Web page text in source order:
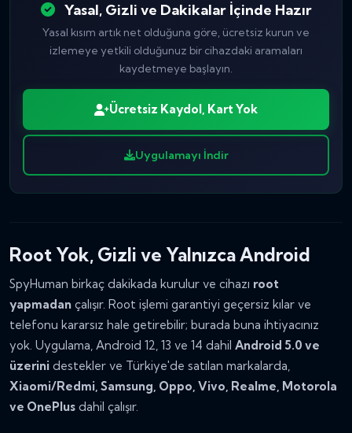
Yasal, Gizli ve Dakikalar İçinde Hazır
Yasal kısım artık net olduğuna göre, ücretsiz kurun ve
izlemeye yetkili olduğunuz bir cihazdaki aramaları
kaydetmeye başlayın.
Ücretsiz Kaydol, Kart Yok
Uygulamayı İndir
Root Yok, Gizli ve Yalnızca Android
SpyHuman birkaç dakikada kurulur ve cihazı root
yapmadan çalışır. Root işlemi garantiyi geçersiz kılar ve
telefonu kararsız hale getirebilir; burada buna ihtiyacınız
yok. Uygulama, Android 12, 13 ve 14 dahil Android 5.0 ve
üzerini destekler ve Türkiye'de satılan markalarda,
Xiaomi/Redmi, Samsung, Oppo, Vivo, Realme, Motorola
ve OnePlus dahil çalışır.